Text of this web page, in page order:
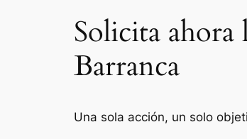
Solicita ahora
Barranca
Una sola acción, un solo